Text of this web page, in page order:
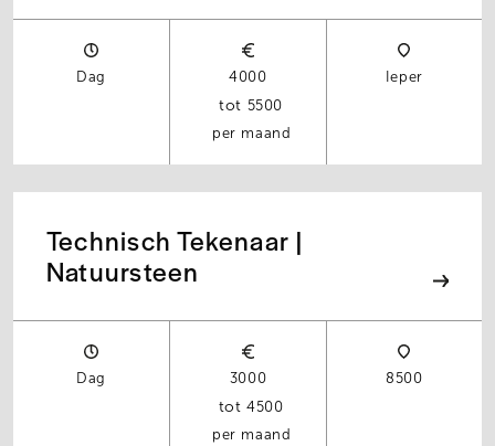
Dag
4000
5500
per maand
Ieper
Technisch Tekenaar |
Natuursteen
Dag
3000
4500
per maand
8500